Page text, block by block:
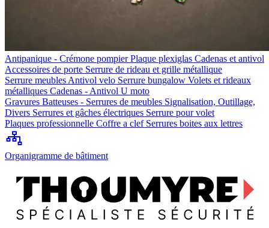
Antipanique - Crémone pompierPlaque plexiglas Cadenas et antivol
Accessoires de porte Serrure de rideau et grille métallique
Serrure meubles Antivol velo Serrure bungalow Volets et rideaux
métalliques Cadenas - Antivol U moto
Gravures Batteuses - Serrures de meubles Signalisation, Outillage,
Divers Serrures et gâches électriques Serrure pour volet
Plaques professionnelle Coffre a clef Serrures boites aux lettres
Organigramme de bâtiment